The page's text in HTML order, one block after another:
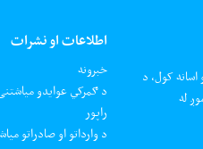
کول، د
له
اطلاعات او نشرات
خبرونه
د ګمرکي عوایدو
راپور
د وارداتو او صادراتو